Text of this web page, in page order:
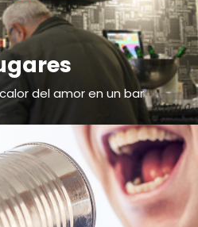
del amor en un bar